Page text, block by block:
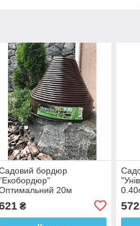
бордюр
20м
₴ 572